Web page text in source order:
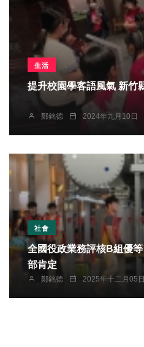
生活
提升校園學客語風氣 新竹縣祭2年計畫3評比獎勵
鄭銘德 2024年九月10日
社會
全國役政業務評核B組優等 新竹市役政服務獲內政
部肯定
鄭銘德 2025年十二月05日